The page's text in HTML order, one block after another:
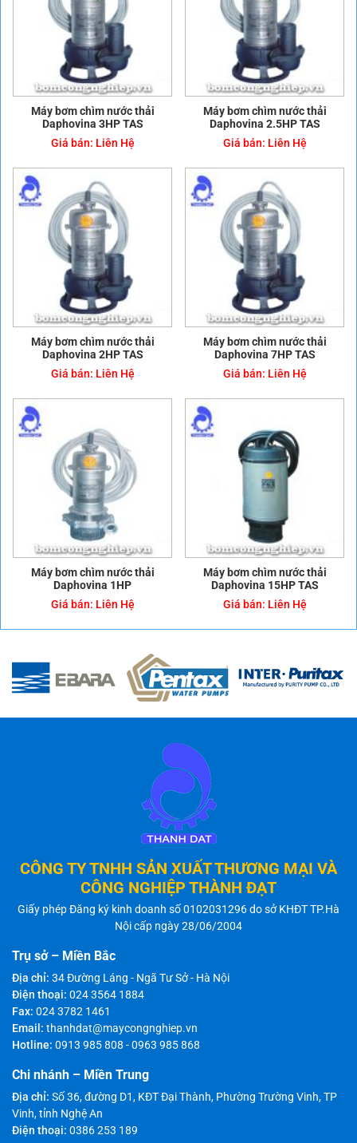
Máy bơm chìm nước thải
Daphovina 3HP TAS
Giá bán: Liên Hệ
Máy bơm chìm nước thải
Daphovina 2.5HP TAS
Giá bán: Liên Hệ
Máy bơm chìm nước thải
Daphovina 2HP TAS
Giá bán: Liên Hệ
Máy bơm chìm nước thải
Daphovina 7HP TAS
Giá bán: Liên Hệ
Máy bơm chìm nước thải
Daphovina 1HP
Giá bán: Liên Hệ
Máy bơm chìm nước thải
Daphovina 15HP TAS
Giá bán: Liên Hệ
CÔNG TY TNHH SẢN XUẤT THƯƠNG MẠI VÀ
CÔNG NGHIỆP THÀNH ĐẠT
Giấy phép Đăng ký kinh doanh số 0102031296 do sở KHĐT TP.Hà
Nội cấp ngày 28/06/2004
Trụ sở – Miền Bắc
Địa chỉ: 34 Đường Láng - Ngã Tư Sở - Hà Nội
Điện thoại: 024 3564 1884
Fax: 024 3782 1461
Email: thanhdat@maycongnghiep.vn
Hotline: 0913 985 808 -0963 985 868
Chi nhánh – Miền Trung
Địa chỉ: Số 36, đường D1, KĐT Đại Thành, Phường Trường Vinh, TP
Vinh, tỉnh Nghệ An
Điện thoại: 0386 253 189